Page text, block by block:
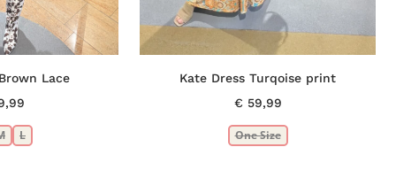
Lace
L
Kate Dress Turqoise print
€ 59,99
One Size